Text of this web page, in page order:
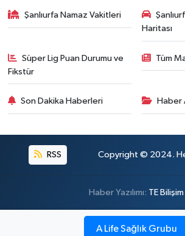
Şanlıurfa Namaz Vakitleri
Haritası
Süper Lig Puan Durumu ve
Fikstür
Tüm
Son Dakika Haberleri Haber
RSS Copyright © 2024. Her
Haber Yazılımı: TE Bilişim
A Life Sağlık Grubu